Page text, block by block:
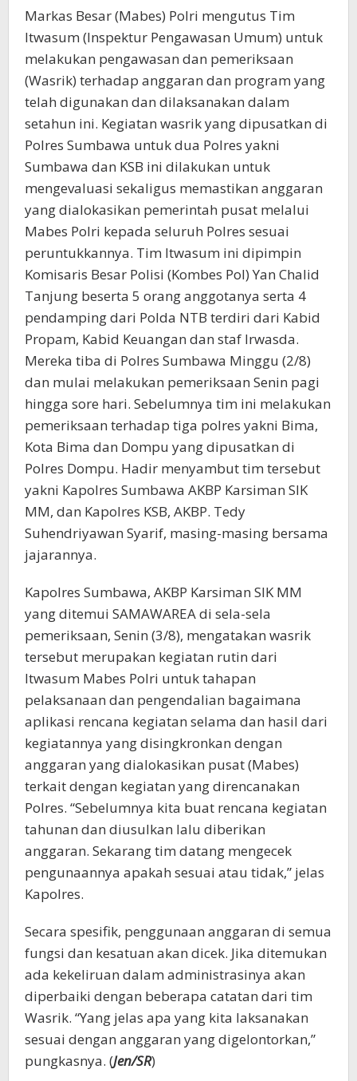
Markas Besar (Mabes) Polri mengutus Tim
Itwasum (Inspektur Pengawasan Umum) untuk
melakukan pengawasan dan pemeriksaan
(Wasrik) terhadap anggaran dan program yang
telah digunakan dan dilaksanakan dalam
setahun ini. Kegiatan wasrik yang dipusatkan di
Polres Sumbawa untuk dua Polres yakni
Sumbawa dan KSB ini dilakukan untuk
mengevaluasi sekaligus memastikan anggaran
yang dialokasikan pemerintah pusat melalui
Mabes Polri kepada seluruh Polres sesuai
peruntukkannya. Tim Itwasum ini dipimpin
Komisaris Besar Polisi (Kombes Pol) Yan Chalid
Tanjung beserta 5 orang anggotanya serta 4
pendamping dari Polda NTB terdiri dari Kabid
Propam, Kabid Keuangan dan staf Irwasda.
Mereka tiba di Polres Sumbawa Minggu (2/8)
dan mulai melakukan pemeriksaan Senin pagi
hingga sore hari. Sebelumnya tim ini melakukan
pemeriksaan terhadap tiga polres yakni Bima,
Kota Bima dan Dompu yang dipusatkan di
Polres Dompu. Hadir menyambut tim tersebut
yakni Kapolres Sumbawa AKBP Karsiman SIK
MM, dan Kapolres KSB, AKBP. Tedy
Suhendriyawan Syarif, masing-masing bersama
jajarannya.
Kapolres Sumbawa, AKBP Karsiman SIK MM
yang ditemui SAMAWAREA di sela-sela
pemeriksaan, Senin (3/8), mengatakan wasrik
tersebut merupakan kegiatan rutin dari
Itwasum Mabes Polri untuk tahapan
pelaksanaan dan pengendalian bagaimana
aplikasi rencana kegiatan selama dan hasil dari
kegiatannya yang disingkronkan dengan
anggaran yang dialokasikan pusat (Mabes)
terkait dengan kegiatan yang direncanakan
Polres. “Sebelumnya kita buat rencana kegiatan
tahunan dan diusulkan lalu diberikan
anggaran. Sekarang tim datang mengecek
pengunaannya apakah sesuai atau tidak,” jelas
Kapolres.
Secara spesifik, penggunaan anggaran di semua
fungsi dan kesatuan akan dicek. Jika ditemukan
ada kekeliruan dalam administrasinya akan
diperbaiki dengan beberapa catatan dari tim
Wasrik. “Yang jelas apa yang kita laksanakan
sesuai dengan anggaran yang digelontorkan,”
pungkasnya. (Jen/SR)